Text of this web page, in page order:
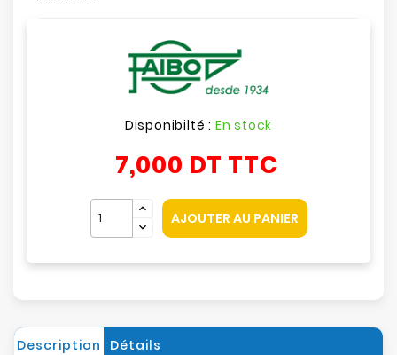
Disponibilté : En stock
7,000 DT TTC
AJOUTER AU PANIER
Description Détails